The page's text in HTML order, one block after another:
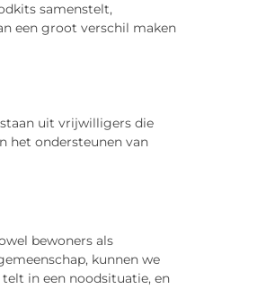
samenstelt,
een groot verschil maken
uit vrijwilligers die
het ondersteunen van
bewoners als
kunnen we
in een noodsituatie, en